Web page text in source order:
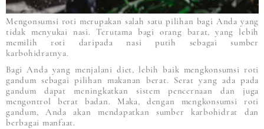
Mengonsumsi roti merupakan salah satu pilihan bagi Anda yang
tidak menyukai nasi. Terutama bagi orang barat, yang lebih
memilih roti daripada nasi putih sebagai sumber
karbohidratnya.
Bagi Anda yang menjalani diet, lebih baik mengkonsumsi roti
gandum sebagai pilihan makanan berat. Serat yang ada pada
gandum dapat meningkatkan sistem pencernaan dan juga
mengontrol berat badan. Maka, dengan mengkonsumsi roti
gandum, Anda akan mendapatkan sumber karbohidrat dan
berbagai manfaat.